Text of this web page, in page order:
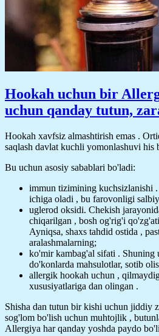
Hookah uchun bir
uchun qanday tutun,
Hookah xavfsiz almashtirish emas .
saqlash davlat kuchli yomonlashuvi
Bu uchun asosiy sabablari bo'ladi:
immun tizimining kuchsizlanishi
ichiga oladi , bu farovonligi
uglerod oksidi. Chekish
chiqarilgan , bosh og'rig'i
Ayniqsa, shaxs tahdid ostida ,
aralashmalarning;
ko'mir kambag'al sifati . Shuning
do'konlarda mahsulotlar, sotib
allergik hookah uchun ,
xususiyatlariga dan olingan .
Shisha dan tutun bir kishi uchun jiddiy
sog'lom bo'lish uchun muhtojlik ,
Allergiya har qanday yoshda paydo